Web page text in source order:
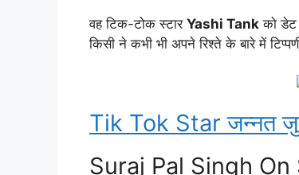
वह टिक-टोक स्टार Yashi Tank को डेट
किसी ने कभी भी अपने रिश्ते के बारे में
Tik Tok Star जन्नत
Suraj Pal Singh